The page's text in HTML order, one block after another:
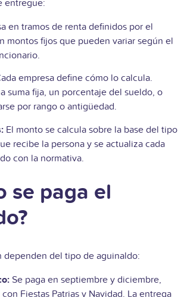
entregue:
en tramos de renta definidos por el
montos fijos que pueden variar según el
empresa define cómo lo calcula.
suma fija, un porcentaje del sueldo, o
por rango o antigüedad.
El monto se calcula sobre la base del tipo
recibe la persona y se actualiza cada
con la normativa.
se paga el
dependen del tipo de aguinaldo:
Se paga en septiembre y diciembre,
Fiestas Patrias y Navidad. La entrega